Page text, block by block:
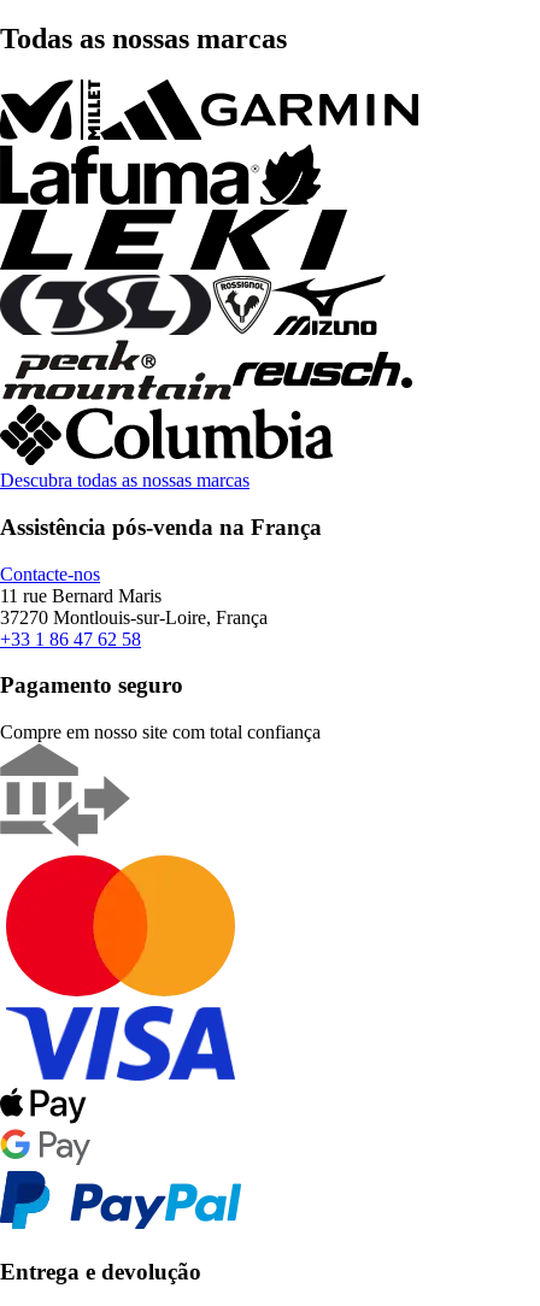
Todas as nossas marcas
Descubra todas as nossas marcas
Assistência pós-venda na França
Contacte-nos
11 rue Bernard Maris
37270 Montlouis-sur-Loire, França
+33 1 86 47 62 58
Pagamento seguro
Compre em nosso site com total confiança
Entrega e devolução